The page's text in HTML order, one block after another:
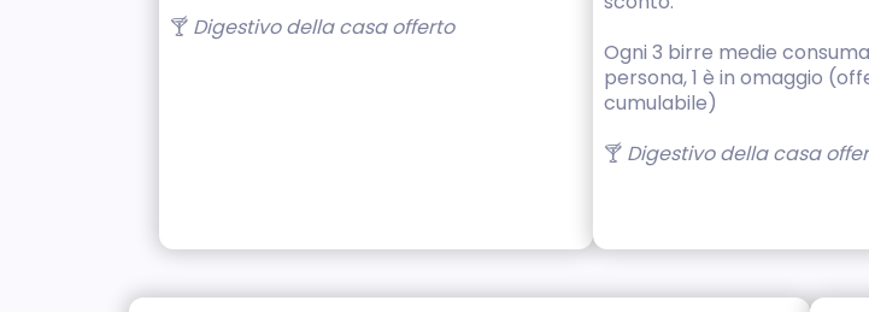
🍸 Digestivo della casa offerto
Ogni 3 birre medie
persona, 1 è in omaggio
cumulabile)
🍸 Digestivo della casa